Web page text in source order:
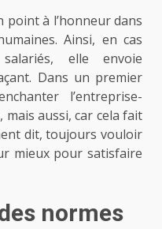
point à l’honneur dans
Ainsi, en cas
elle envoie
Dans un premier
l’entreprise-
aussi, car cela fait
dit, toujours vouloir
mieux pour satisfaire
normes